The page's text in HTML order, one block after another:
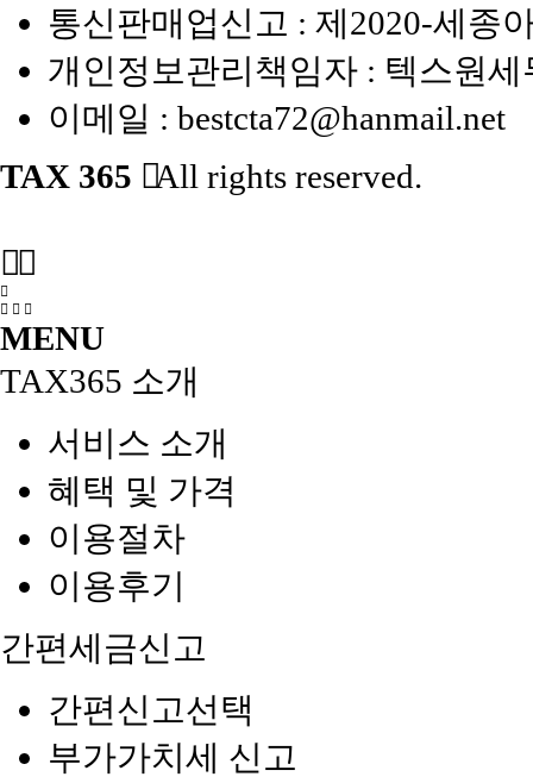
통신판매업신고 : 제2020-세종
개인정보관리책임자 : 텍스원
이메일 : bestcta72@hanmail.net
TAX 365
All rights reserved.
MENU
TAX365 소개
서비스 소개
혜택 및 가격
이용절차
이용후기
간편세금신고
간편신고선택
부가가치세 신고